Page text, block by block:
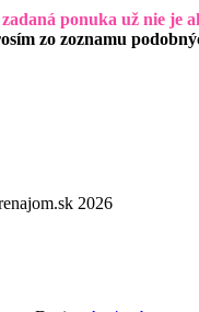
ponuka už nie je
zo zoznamu
2026